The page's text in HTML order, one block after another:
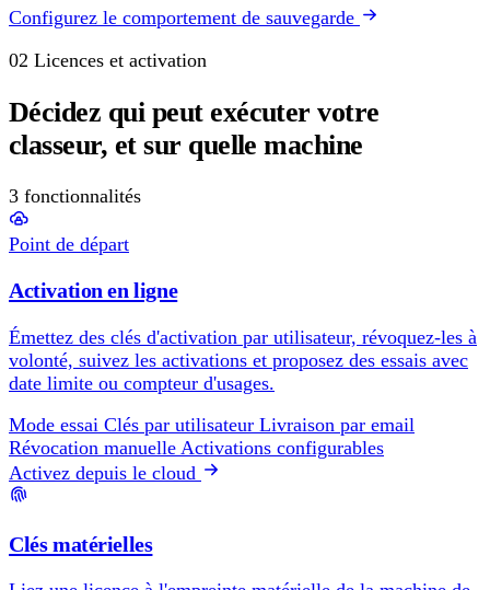
Configurez le comportement de sauvegarde
02 Licences et activation
Décidez qui peut exécuter votre
classeur, et sur quelle machine
3 fonctionnalités
Point de départ
Activation en ligne
Émettez des clés d'activation par utilisateur, révoquez-les à
volonté, suivez les activations et proposez des essais avec
date limite ou compteur d'usages.
Mode essai Clés par utilisateur Livraison par email
Révocation manuelle Activations configurables
Activez depuis le cloud
Clés matérielles